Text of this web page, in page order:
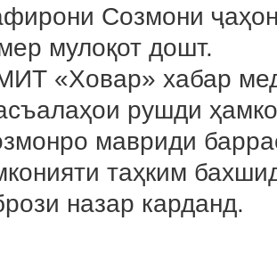
Созмони
мулоқот дошт.
«Ховар» хабар
рушди
мавриди
таҳким
назар карданд.